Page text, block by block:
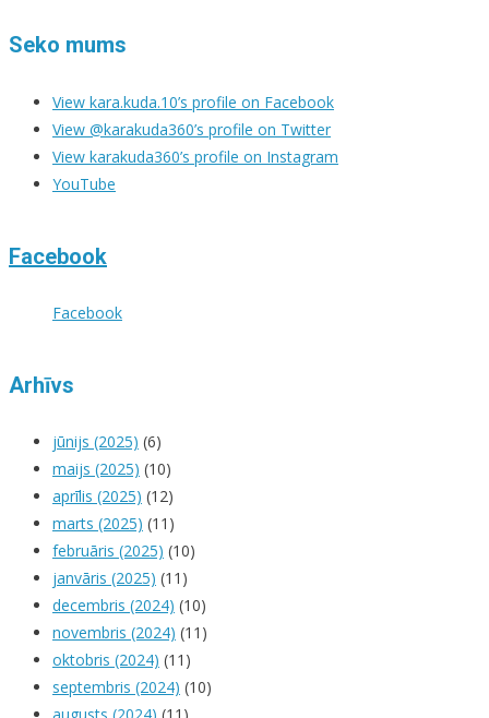
Seko mums
View kara.kuda.10’s profile on Facebook
View @karakuda360’s profile on Twitter
View karakuda360’s profile on Instagram
YouTube
Facebook
Facebook
Arhīvs
jūnijs (2025) (6)
maijs (2025) (10)
aprīlis (2025) (12)
marts (2025) (11)
februāris (2025) (10)
janvāris (2025) (11)
decembris (2024) (10)
novembris (2024) (11)
oktobris (2024) (11)
septembris (2024) (10)